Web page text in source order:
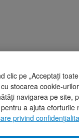
clic pe „Acceptați
stocarea cookie-
navigarea pe site,
a ajuta eforturile
privind